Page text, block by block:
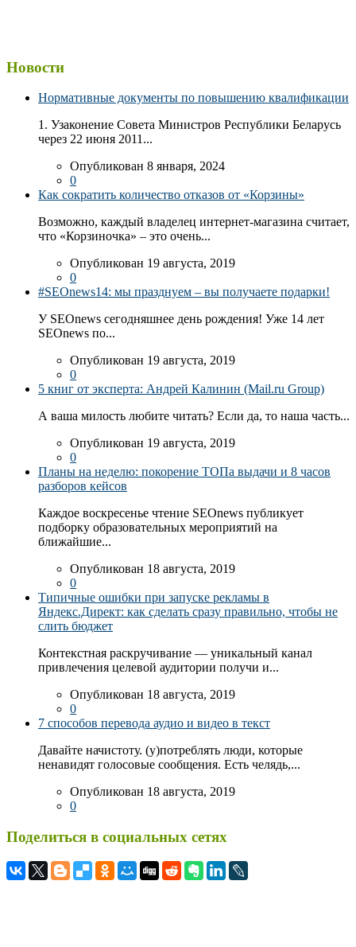
Новости
Нормативные документы по повышению квалификации
1. Узаконение Совета Министров Республики Беларусь
через 22 июня 2011...
Опубликован 8 января, 2024
0
Как сократить количество отказов от «Корзины»
Возможно, каждый владелец интернет-магазина считает,
что «Корзиночка» – это очень...
Опубликован 19 августа, 2019
0
#SEOnews14: мы празднуем – вы получаете подарки!
У SEOnews сегодняшнее день рождения! Уже 14 лет
SEOnews по...
Опубликован 19 августа, 2019
0
5 книг от эксперта: Андрей Калинин (Mail.ru Group)
А ваша милость любите читать? Если да, то наша часть...
Опубликован 19 августа, 2019
0
Планы на неделю: покорение ТОПа выдачи и 8 часов
разборов кейсов
Каждое воскресенье чтение SEOnews публикует
подборку образовательных мероприятий на
ближайшие...
Опубликован 18 августа, 2019
0
Типичные ошибки при запуске рекламы в
Яндекс.Директ: как сделать сразу правильно, чтобы не
слить бюджет
Контекстная раскручивание — уникальный канал
привлечения целевой аудитории получи и...
Опубликован 18 августа, 2019
0
7 способов перевода аудио и видео в текст
Давайте начистоту. (у)потреблять люди, которые
ненавидят голосовые сообщения. Есть челядь,...
Опубликован 18 августа, 2019
0
Поделиться в социальных сетях